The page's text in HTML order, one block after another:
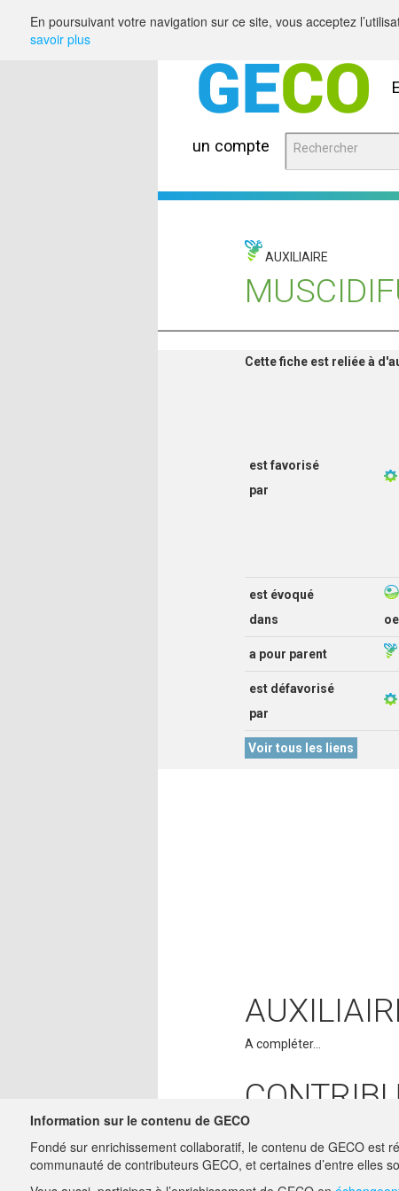
un compte
AUXILIAIRE
Cette fiche est reliée à
est favorisé
par
est évoqué
dans
a pour parent
est défavorisé
par
Voir tous les liens
A compléter...
En poursuivant votre navigation sur ce site, vous acceptez
savoir plus
Information sur le contenu de GECO
Fondé sur enrichissement collaboratif, le contenu de GECO est
communauté de contributeurs GECO, et certaines d’entre elles